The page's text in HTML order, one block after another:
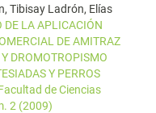
Tibisay Ladrón, Elías
DE LA APLICACIÓN
DE AMITRAZ
DROMOTROPISMO
Y PERROS
de Ciencias
2 (2009)